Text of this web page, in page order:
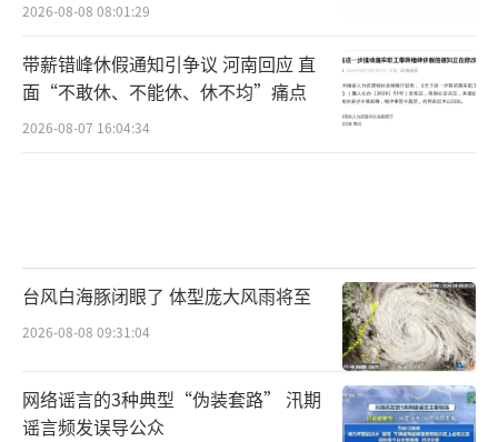
2026-08-08 08:01:29
带薪错峰休假通知引争议 河南回应 直
面“不敢休、不能休、休不均”痛点
2026-08-07 16:04:34
台风白海豚闭眼了 体型庞大风雨将至
2026-08-08 09:31:04
网络谣言的3种典型“伪装套路” 汛期
谣言频发误导公众